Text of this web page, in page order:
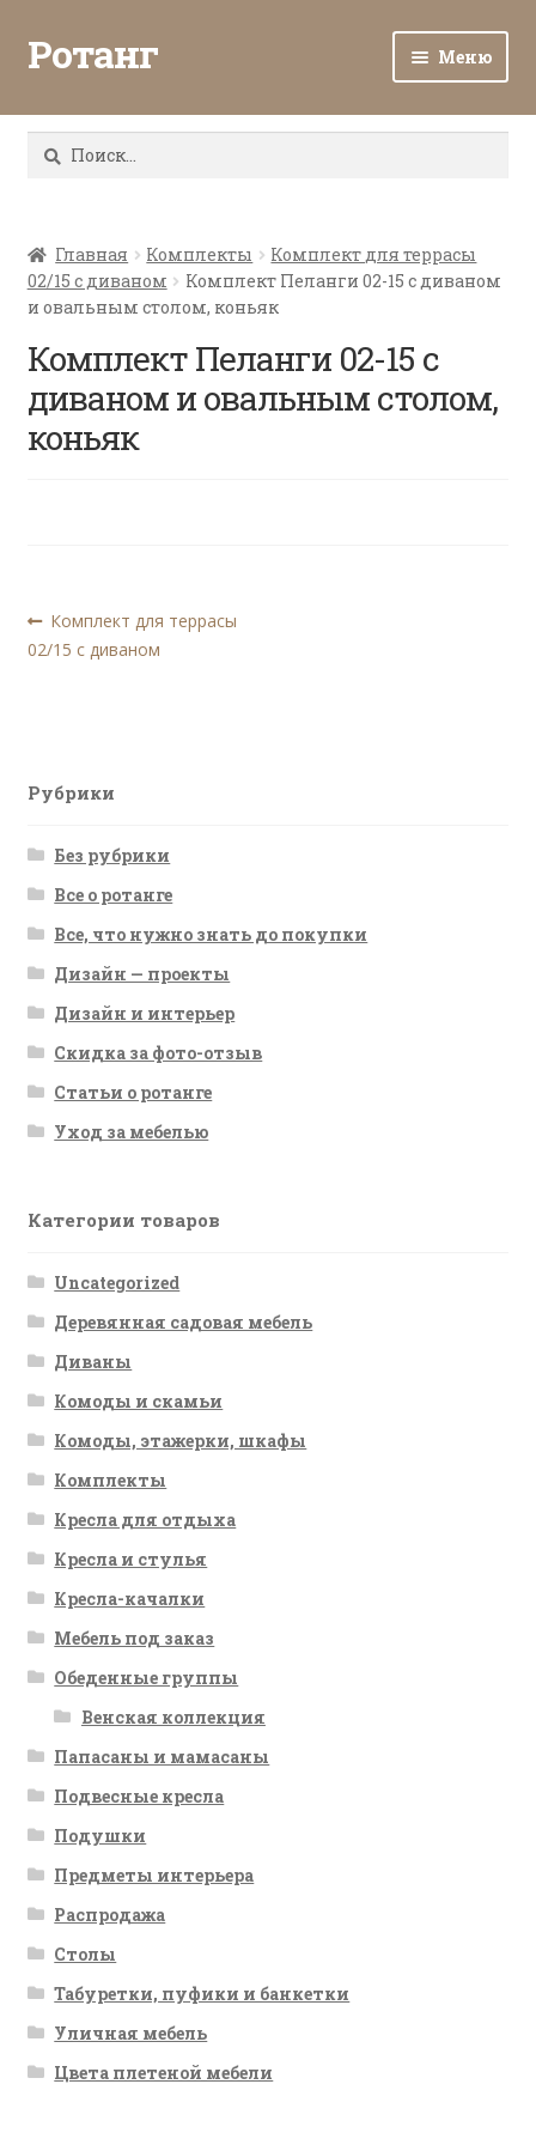
Ротанг Меню
Каталог
Все о ротанге
Ротанг оптом
Найти:
Главная Комплекты
Комплект для террасы
02/15 с диваном
Комплект Пеланги 02-15 с диваном
и овальным столом, коньяк
Комплект Пеланги 02-15 с
диваном и овальным столом,
коньяк
Навигация
по
Предыдущая
запись:
Комплект для террасы
02/15 с диваном
Рубрики
Без рубрики
Все о ротанге
Все, что нужно знать до покупки
Дизайн — проекты
Дизайн и интерьер
Скидка за фото-отзыв
Статьи о ротанге
Уход за мебелью
Категории товаров
Uncategorized
Деревянная садовая мебель
Диваны
Комоды и скамьи
Комоды, этажерки, шкафы
Комплекты
Кресла для отдыха
Кресла и стулья
Кресла-качалки
Мебель под заказ
Обеденные группы
Венская коллекция
Папасаны и мамасаны
Подвесные кресла
Подушки
Предметы интерьера
Распродажа
Столы
Табуретки, пуфики и банкетки
Уличная мебель
Цвета плетеной мебели